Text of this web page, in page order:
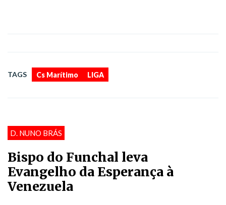
TAGS Cs Marítimo LIGA
D. NUNO BRÁS
Bispo do Funchal leva
Evangelho da Esperança à
Venezuela